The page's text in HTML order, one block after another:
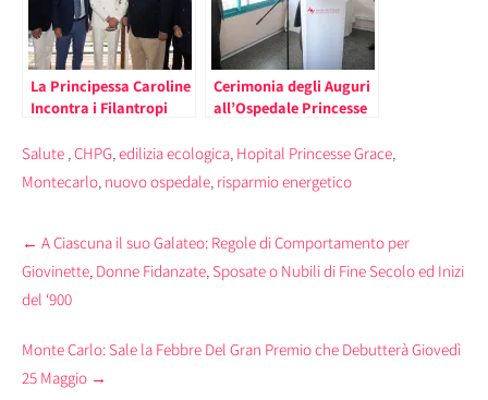
La Principessa Caroline
Incontra i Filantropi
per l’Ospedale
Princesse Grace
Cerimonia degli Auguri
all’Ospedale Princesse
Presenza del Principe
Alberto
Salute ,CHPG,edilizia ecologica, Hopital Princesse Grace,
Montecarlo, nuovo ospedale, risparmio energetico
Post
navigation
← A Ciascuna il suo Galateo: Regole di Comportamento per
Giovinette, Donne Fidanzate, Sposate o Nubili di Fine Secolo ed Inizi
del ‘900
Monte Carlo: Sale la Febbre Del Gran Premio che Debutterà Giovedì
25 Maggio →